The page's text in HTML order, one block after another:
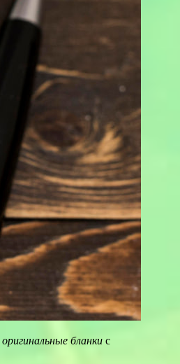
оригинальные бланки с